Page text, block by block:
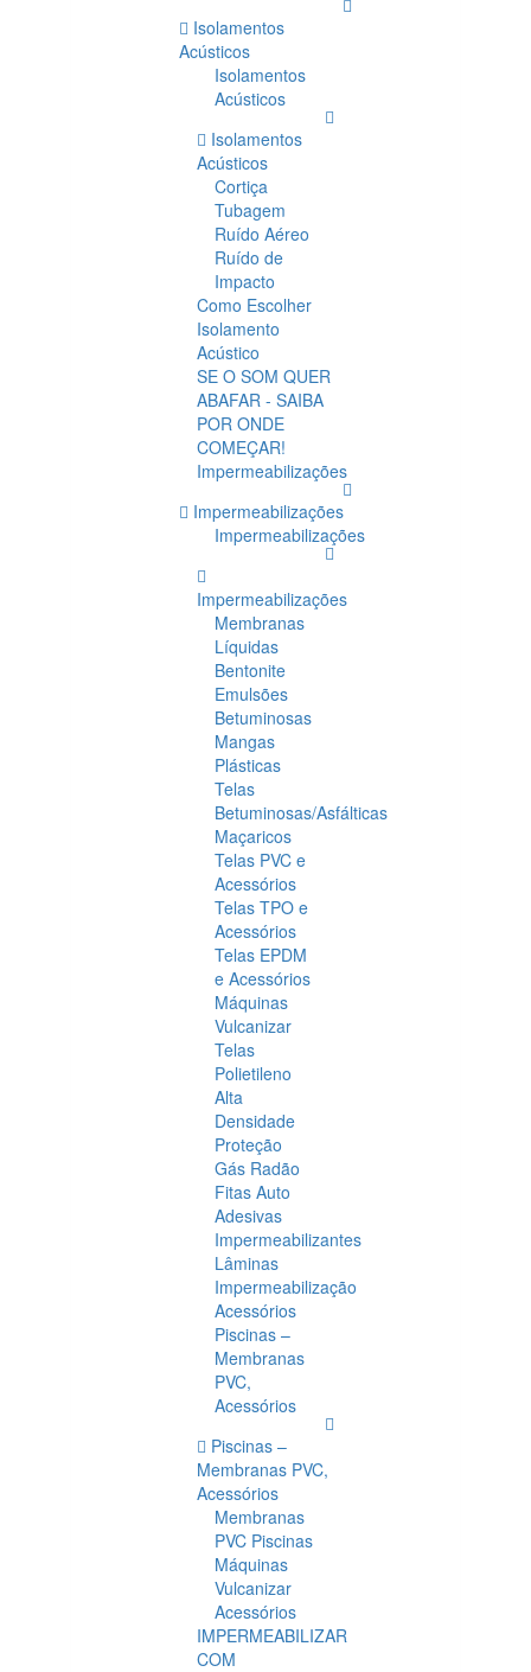
Isolamentos
Acústicos
Isolamentos
Acústicos
Isolamentos
Acústicos
Cortiça
Tubagem
Ruído Aéreo
Ruído de
Impacto
Como Escolher
Isolamento
Acústico
SE O SOM QUER
ABAFAR - SAIBA
POR ONDE
COMEÇAR!
Impermeabilizações
Impermeabilizações
Impermeabilizações
Impermeabilizações
Membranas
Líquidas
Bentonite
Emulsões
Betuminosas
Mangas
Plásticas
Telas
Betuminosas/Asfálticas
Maçaricos
Telas PVC e
Acessórios
Telas TPO e
Acessórios
Telas EPDM
e Acessórios
Máquinas
Vulcanizar
Telas
Polietileno
Alta
Densidade
Proteção
Gás Radão
Fitas Auto
Adesivas
Impermeabilizantes
Lâminas
Impermeabilização
Acessórios
Piscinas –
Membranas
PVC,
Acessórios
Piscinas –
Membranas PVC,
Acessórios
Membranas
PVC Piscinas
Máquinas
Vulcanizar
Acessórios
IMPERMEABILIZAR
COM